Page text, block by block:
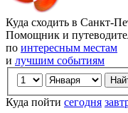
Куда сходить в Санкт-
Помощник и
по интересным местам
и лучшим событиям
Куда пойти сегодня